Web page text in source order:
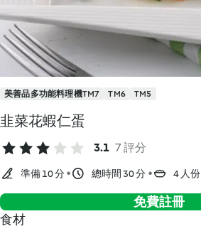
美善品多功能料理機TM7 TM6 TM5
韭菜花蝦仁蛋
3.1 7 評分
準備 10 分 總時間 30 分 4 人份
免費註冊
食材